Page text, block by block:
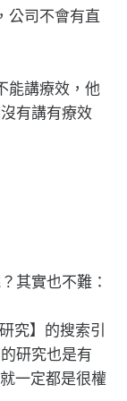
公司不會有直
能講療效，他
有講有療效
其實也不難：
究】的搜索引
研究也是有
一定都是很權